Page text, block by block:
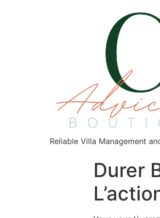
Reliable Villa Management
Durer